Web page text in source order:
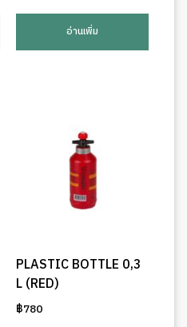
อ่านเพิ่ม
PLASTIC BOTTLE 0,3
L (RED)
฿780